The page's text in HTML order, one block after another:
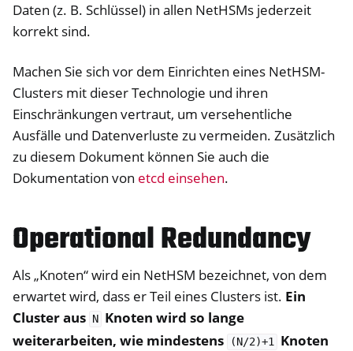
Daten (z. B. Schlüssel) in allen NetHSMs jederzeit
korrekt sind.
Machen Sie sich vor dem Einrichten eines NetHSM-
Clusters mit dieser Technologie und ihren
Einschränkungen vertraut, um versehentliche
Ausfälle und Datenverluste zu vermeiden. Zusätzlich
zu diesem Dokument können Sie auch die
Dokumentation von etcd einsehen.
Operational Redundancy
Als „Knoten“ wird ein NetHSM bezeichnet, von dem
erwartet wird, dass er Teil eines Clusters ist. Ein
Cluster aus N Knoten wird so lange
weiterarbeiten, wie mindestens
(N/2)+1
Knoten